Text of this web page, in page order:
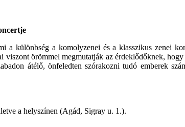
a különbség a komolyzenei és a klasszikus zenei
örömmel megmutatják az érdeklődőknek,
átélő, önfeledten szórakozni tudó emberek
a helyszínen (Agád, Sigray u. 1.).